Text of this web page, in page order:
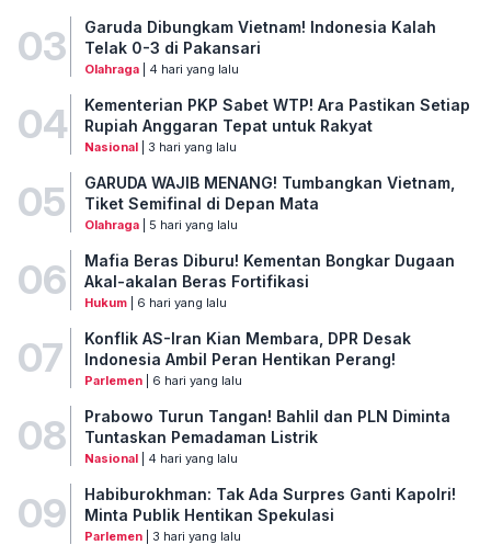
03
Garuda Dibungkam Vietnam! Indonesia Kalah
Telak 0-3 di Pakansari
Olahraga| 4 hari yang lalu
04
Kementerian PKP Sabet WTP! Ara Pastikan Setiap
Rupiah Anggaran Tepat untuk Rakyat
Nasional| 3 hari yang lalu
05
GARUDA WAJIB MENANG! Tumbangkan Vietnam,
Tiket Semifinal di Depan Mata
Olahraga| 5 hari yang lalu
06
Mafia Beras Diburu! Kementan Bongkar Dugaan
Akal-akalan Beras Fortifikasi
Hukum| 6 hari yang lalu
07
Konflik AS-Iran Kian Membara, DPR Desak
Indonesia Ambil Peran Hentikan Perang!
Parlemen| 6 hari yang lalu
08
Prabowo Turun Tangan! Bahlil dan PLN Diminta
Tuntaskan Pemadaman Listrik
Nasional| 4 hari yang lalu
09
Habiburokhman: Tak Ada Surpres Ganti Kapolri!
Minta Publik Hentikan Spekulasi
Parlemen| 3 hari yang lalu